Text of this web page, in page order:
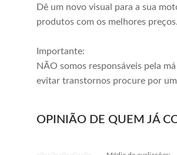
Dê um novo visual para a sua
produtos com os melhores preços.
Importante:
NÃO somos responsáveis pela
evitar transtornos procure por
OPINIÃO DE QUEM JÁ